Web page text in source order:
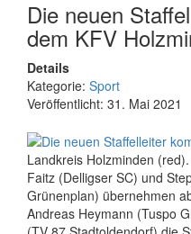
Die neuen
dem KFV
Details
Kategorie: Sport
Veröffentlicht: 31. Mai 2021
Landkreis Holzminden
Faitz (Delligser SC) und
Grünenplan) übernehmen
Andreas Heymann (Tuspo